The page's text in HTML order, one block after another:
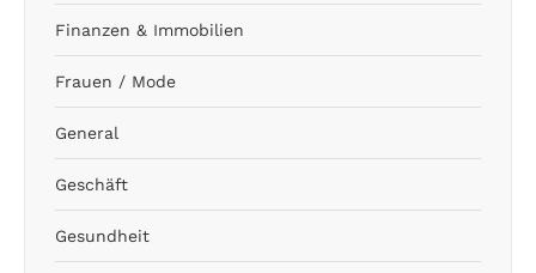
Finanzen & Immobilien
Frauen / Mode
General
Geschäft
Gesundheit